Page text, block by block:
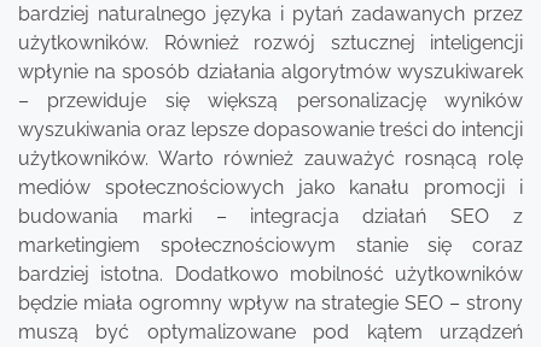
bardziej naturalnego języka i pytań zadawanych przez
użytkowników. Również rozwój sztucznej inteligencji
wpłynie na sposób działania algorytmów wyszukiwarek
– przewiduje się większą personalizację wyników
wyszukiwania oraz lepsze dopasowanie treści do intencji
użytkowników. Warto również zauważyć rosnącą rolę
mediów społecznościowych jako kanału promocji i
budowania marki – integracja działań SEO z
marketingiem społecznościowym stanie się coraz
bardziej istotna. Dodatkowo mobilność użytkowników
będzie miała ogromny wpływ na strategie SEO – strony
muszą być optymalizowane pod kątem urządzeń